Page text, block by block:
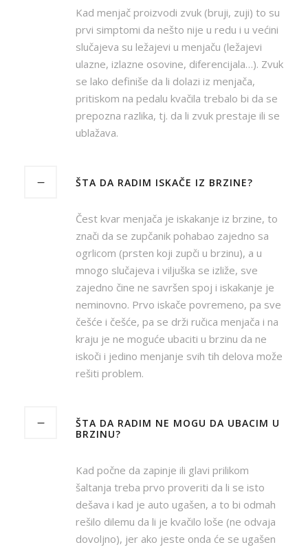
Kad menjač proizvodi zvuk (bruji, zuji) to su
prvi simptomi da nešto nije u redu i u većini
slučajeva su ležajevi u menjaču (ležajevi
ulazne, izlazne osovine, diferencijala…). Zvuk
se lako definiše da li dolazi iz menjača,
pritiskom na pedalu kvačila trebalo bi da se
prepozna razlika, tj. da li zvuk prestaje ili se
ublažava.
ŠTA DA RADIM ISKAČE IZ BRZINE?
Čest kvar menjača je iskakanje iz brzine, to
znači da se zupčanik pohabao zajedno sa
ogrlicom (prsten koji zupči u brzinu), a u
mnogo slučajeva i viljuška se izliže, sve
zajedno čine ne savršen spoj i iskakanje je
neminovno. Prvo iskače povremeno, pa sve
češće i češće, pa se drži ručica menjača i na
kraju je ne moguće ubaciti u brzinu da ne
iskoči i jedino menjanje svih tih delova može
rešiti problem.
ŠTA DA RADIM NE MOGU DA UBACIM U
BRZINU?
Kad počne da zapinje ili glavi prilikom
šaltanja treba prvo proveriti da li se isto
dešava i kad je auto ugašen, a to bi odmah
rešilo dilemu da li je kvačilo loše (ne odvaja
dovoljno), jer ako jeste onda će se ugašen